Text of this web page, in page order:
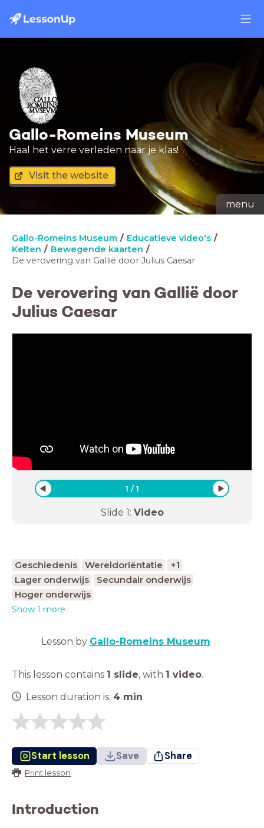
Gallo-Romeins Museum
Haal het verre verleden naar je klas!
Visit the website
menu
Gallo-Romeins Museum
Educatieve video's
Kelten
Bewegende kaarten
De verovering van Gallië door Julius Caesar
De verovering van Gallië door
Julius Caesar
1 /1
Slide 1: Video
Geschiedenis Wereldoriëntatie
+1
Lager onderwijs
Secundair onderwijs
Hoger onderwijs
Show 1 more
Lesson by Gallo-Romeins Museum
This lesson contains 1 slide, with 1 video.
Lesson duration is: 4 min
Start lesson Save Share
Print lesson
Introduction